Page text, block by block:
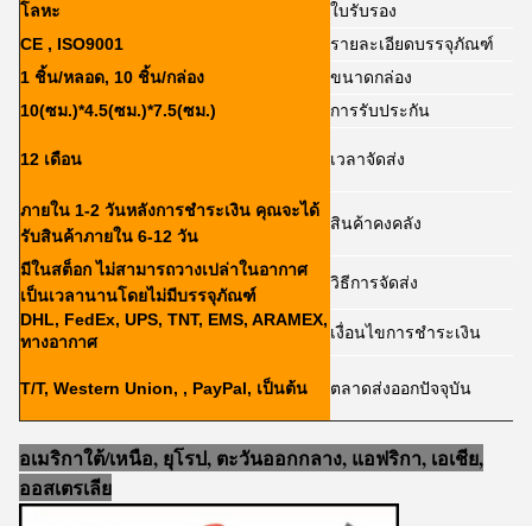
โลหะ
ใบรับรอง
CE , ISO9001
รายละเอียดบรรจุภัณฑ์
1 ชิ้น/หลอด, 10 ชิ้น/กล่อง
ขนาดกล่อง
10(ซม.)*4.5(ซม.)*7.5(ซม.)
การรับประกัน
12 เดือน เวลาจัดส่ง
ภายใน 1-2 วันหลังการชำระเงิน คุณจะได้
รับสินค้าภายใน 6-12 วัน
สินค้าคงคลัง
มีในสต็อก ไม่สามารถวางเปล่าในอากาศ
เป็นเวลานานโดยไม่มีบรรจุภัณฑ์
วิธีการจัดส่ง
DHL, FedEx, UPS, TNT, EMS, ARAMEX,
ทางอากาศ
เงื่อนไขการชำระเงิน
T/T, Western Union, , PayPal, เป็นต้น ตลาดส่งออกปัจจุบัน
อเมริกาใต้/เหนือ, ยุโรป, ตะวันออกกลาง, แอฟริกา, เอเชีย,
ออสเตรเลีย